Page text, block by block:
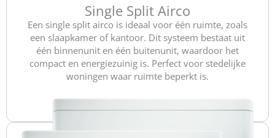
Single Split Airco
Een single split airco is ideaal voor één ruimte, zoals
een slaapkamer of kantoor. Dit systeem bestaat uit
één binnenunit en één buitenunit, waardoor het
compact en energiezuinig is. Perfect voor stedelijke
woningen waar ruimte beperkt is.